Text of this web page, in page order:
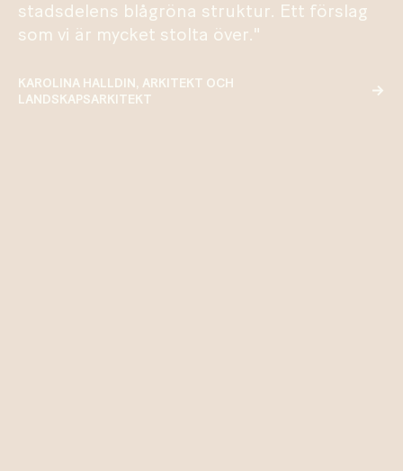
stadsdelens blågröna struktur. Ett förslag
som vi är mycket stolta över."
KAROLINA HALLDIN, ARKITEKT OCH
LANDSKAPSARKITEKT